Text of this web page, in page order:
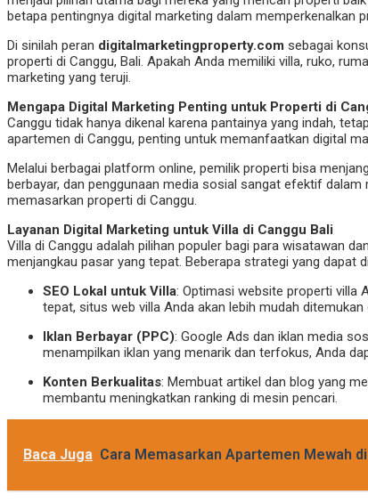
betapa pentingnya digital marketing dalam memperkenalkan
Di sinilah peran digitalmarketingproperty.com sebagai
properti di Canggu, Bali. Apakah Anda memiliki villa, ruko,
marketing yang teruji.
Mengapa Digital Marketing Penting untuk Properti di
Canggu tidak hanya dikenal karena pantainya yang indah,
apartemen di Canggu, penting untuk memanfaatkan digital
Melalui berbagai platform online, pemilik properti bisa
berbayar, dan penggunaan media sosial sangat efektif
memasarkan properti di Canggu.
Layanan Digital Marketing untuk Villa di Canggu Bali
Villa di Canggu adalah pilihan populer bagi para wisatawan
menjangkau pasar yang tepat. Beberapa strategi yang dapat
SEO Lokal untuk Villa: Optimasi website properti villa
tepat, situs web villa Anda akan lebih mudah
Iklan Berbayar (PPC): Google Ads dan iklan media
menampilkan iklan yang menarik dan terfokus, Anda
Konten Berkualitas: Membuat artikel dan blog yang
membantu meningkatkan ranking di mesin pencari.
Baca Juga Cara Memasarkan Apartemen Mewah